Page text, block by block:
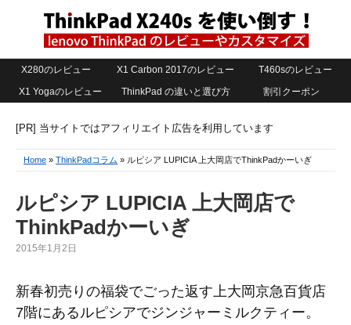
X280のレビュー X1 Carbon 2017のレビュー
T460sのレビュー
X1 Yogaのレビュー
ThinkPad の違いと選び方 割引クーポン
[PR] 当サイトではアフィリエイト広告を利用しています
Home » ThinkPadコラム » ルピシア LUPICIA 上大岡店でThinkPadかーいぎ
ルピシア LUPICIA 上大岡店で
ThinkPadかーいぎ
2015年1月2日
新春初売りの福袋でごった返す上大岡京急百貨店
7階にあるルピシアでジンジャーミルクティー。